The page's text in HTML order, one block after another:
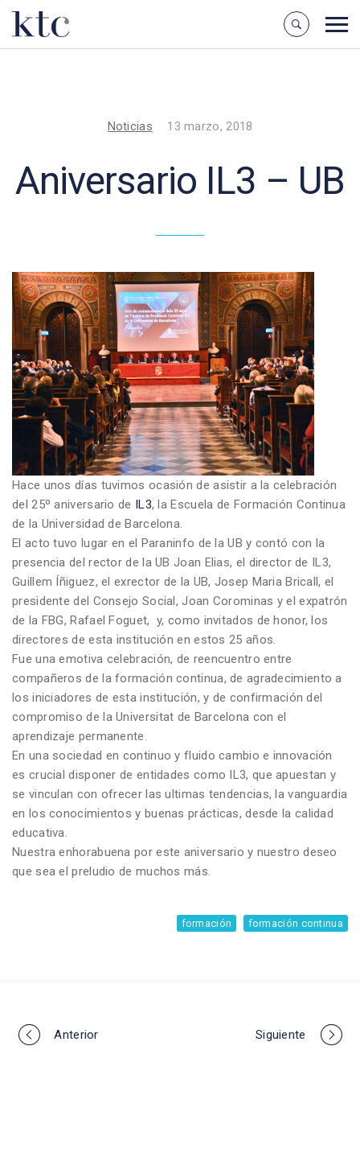
Noticias 13 marzo, 2018
Aniversario IL3 – UB
Hace unos días tuvimos ocasión de asistir a la celebración
del 25º aniversario de IL3, la Escuela de Formación Continua
de la Universidad de Barcelona.
El acto tuvo lugar en el Paraninfo de la UB y contó con la
presencia del rector de la UB Joan Elias, el director de IL3,
Guillem Íñiguez, el exrector de la UB, Josep Maria Bricall, el
presidente del Consejo Social, Joan Corominas y el expatrón
de la FBG, Rafael Foguet, y, como invitados de honor, los
directores de esta institución en estos 25 años.
Fue una emotiva celebración, de reencuentro entre
compañeros de la formación continua, de agradecimiento a
los iniciadores de esta institución, y de confirmación del
compromiso de la Universitat de Barcelona con el
aprendizaje permanente.
En una sociedad en continuo y fluido cambio e innovación
es crucial disponer de entidades como IL3, que apuestan y
se vinculan con ofrecer las ultimas tendencias, la vanguardia
en los conocimientos y buenas prácticas, desde la calidad
educativa.
Nuestra enhorabuena por este aniversario y nuestro deseo
que sea el preludio de muchos más.
formación formación continua
Portfolio
Anterior Siguiente